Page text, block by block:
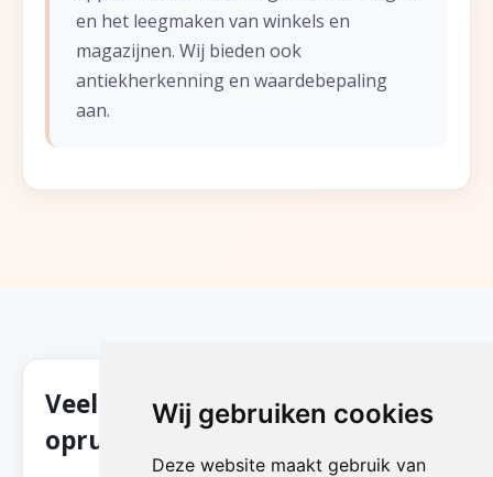
Wij gebruiken cookies
Deze website maakt gebruik van
en het leegmaken van winkels en
magazijnen. Wij bieden ook
antiekherkenning en waardebepaling
aan.
Veelgestelde vragen over zolder
opruimen in 'S Gravenwezel